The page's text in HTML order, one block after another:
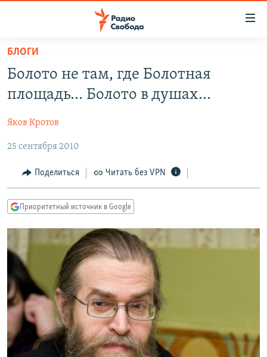
упрощенного
доступа
основному
Вернутся
главной
навигации
Вернутся
ЦИТАТЫ СВОБОДЫ
МНЕНИЯ
КУЛЬТУРА
IDEL.РЕАЛИИ
КАВКАЗ.РЕАЛИИ
СЕВЕР.РЕАЛИИ
СИБИРЬ.РЕАЛИИ
РАСПИСАНИЕ ВЕЩАНИЯ
ПОДПИШИТЕСЬ НА РАССЫЛКУ
СОЦИАЛЬНЫЕ СЕТИ
БЛОГИ
Болото не там, где Болотная
площадь... Болото в душах...
Яков Кротов
25 сентября 2010
Поделиться Читать без VPN
Приоритетный источник в Google